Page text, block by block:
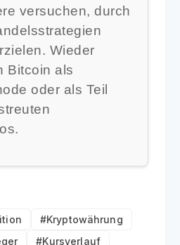
versuchen, durch
Wieder
Bitcoin als
oder als Teil
#Kryptowährung
#Kursverlauf